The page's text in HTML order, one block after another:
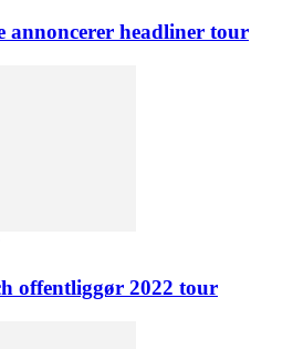
annoncerer headliner tour
offentliggør 2022 tour